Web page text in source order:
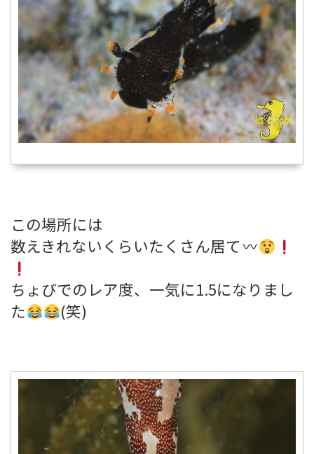
この場所には
数えきれないくらいたくさん居て
ちょびでのレア度、一気に1.5になりまし
た
(笑)